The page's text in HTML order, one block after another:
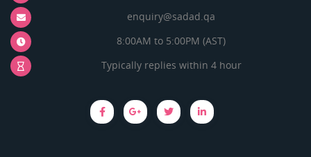
enquiry@sadad.qa
8:00AM to 5:00PM (AST)
Typically replies within 4 hour